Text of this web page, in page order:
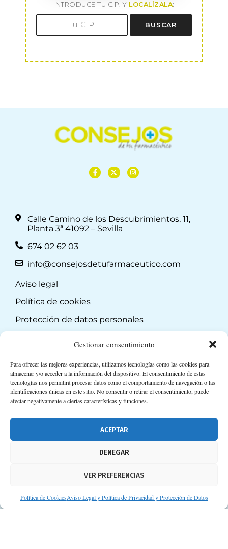
Gestionar consentimiento
Para ofrecer las mejores experiencias, utilizamos tecnologías como las cookies para
almacenar y/o acceder a la información del dispositivo. El consentimiento de estas
tecnologías nos permitirá procesar datos como el comportamiento de navegación o las
identificaciones únicas en este sitio. No consentir o retirar el consentimiento, puede
afectar negativamente a ciertas características y funciones.
ACEPTAR
DENEGAR
VER PREFERENCIAS
Política de CookiesAviso Legal y Política de Privacidad y Protección de Datos
INTRODUCE TU C.P. Y LOCALÍZALA:
BUSCAR
Calle Camino de los Descubrimientos, 11,
Planta 3ª 41092 – Sevilla
674 02 62 03
info@consejosdetufarmaceutico.com
Aviso legal
Política de cookies
Protección de datos personales